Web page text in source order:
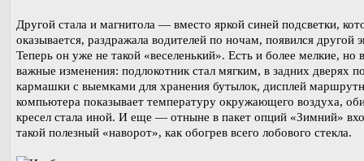
Другой стала и магнитола — вместо яркой синей подсветки,
оказывается, раздражала водителей по ночам, появился другой
Теперь он уже не такой «веселенький». Есть и более мелкие, но
важные изменения: подлокотник стал мягким, в задних дверях
кармашки с выемками для хранения бутылок, дисплей
компьютера показывает температуру окружающего воздуха,
кресел стала иной. И еще — отныне в пакет опций «Зимний»
такой полезный «наворот», как обогрев всего лобового стекла.